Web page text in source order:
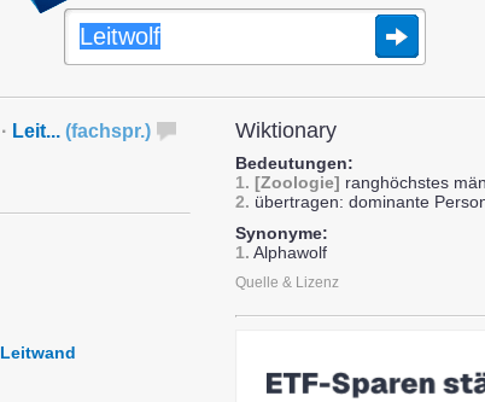
· Leit... (fachspr.)
Leitwand
Wiktionary
Bedeutungen:
1. [Zoologie] ranghöchstes
2. übertragen: dominante
Synonyme:
1. Alphawolf
Quelle & Lizenz